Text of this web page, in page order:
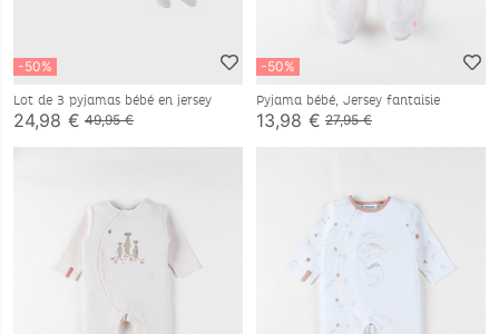
-50%
Lot de 3 pyjamas bébé en jersey
24,98 € 49,95 €
-50%
Pyjama bébé, Jersey fantaisie
13,98 € 27,95 €